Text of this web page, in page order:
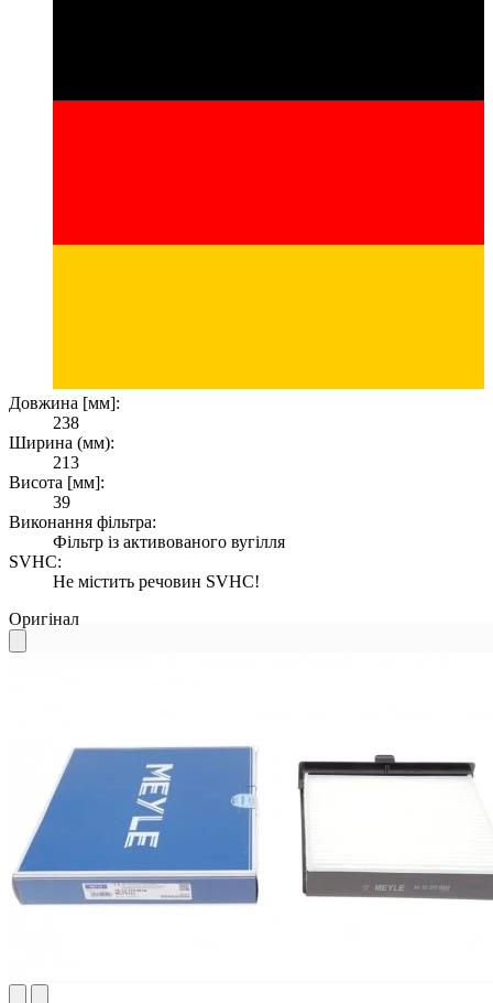
Довжина [мм]:
238
Ширина (мм):
213
Висота [мм]:
39
Виконання фільтра:
Фільтр із активованого вугілля
SVHC:
Не містить речовин SVHC!
Оригінал